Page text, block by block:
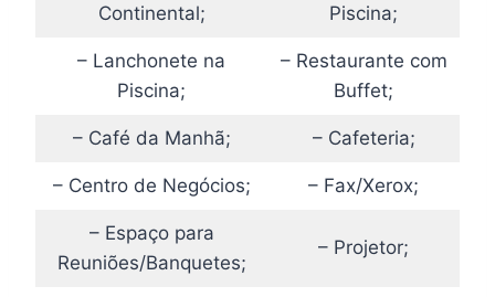
Continental;
Piscina;
– Lanchonete na
Piscina;
– Restaurante com
Buffet;
– Café da Manhã; – Cafeteria;
– Centro de Negócios; – Fax/Xerox;
– Espaço para
Reuniões/Banquetes;
– Projetor;